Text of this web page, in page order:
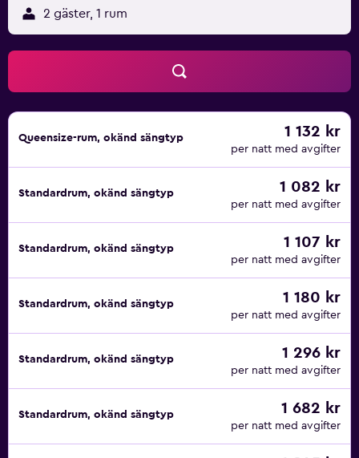
2 gäster, 1 rum
Queensize-rum, okänd sängtyp 1 132 kr
per natt med avgifter
Standardrum, okänd sängtyp 1 082 kr
per natt med avgifter
Standardrum, okänd sängtyp 1 107 kr
per natt med avgifter
Standardrum, okänd sängtyp 1 180 kr
per natt med avgifter
Standardrum, okänd sängtyp 1 296 kr
per natt med avgifter
Standardrum, okänd sängtyp 1 682 kr
per natt med avgifter